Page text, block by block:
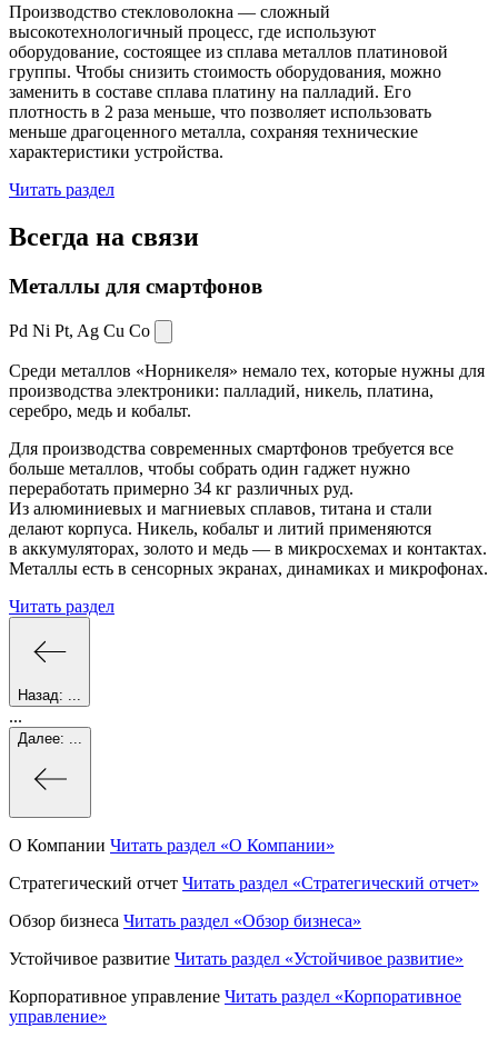
Производство стекловолокна — сложный
высокотехнологичный процесс, где используют
оборудование, состоящее из сплава металлов платиновой
группы. Чтобы снизить стоимость оборудования, можно
заменить в составе сплава платину на палладий. Его
плотность в 2 раза меньше, что позволяет использовать
меньше драгоценного металла, сохраняя технические
характеристики устройства.
Читать раздел
Всегда на связи
Металлы для смартфонов
Pd Ni Pt, Ag Cu Co
Среди металлов «Норникеля» немало тех, которые нужны для
производства электроники: палладий, никель, платина,
серебро, медь и кобальт.
Для производства современных смартфонов требуется все
больше металлов, чтобы собрать один гаджет нужно
переработать примерно 34 кг различных руд.
Из алюминиевых и магниевых сплавов, титана и стали
делают корпуса. Никель, кобальт и литий применяются
в аккумуляторах, золото и медь — в микросхемах и контактах.
Металлы есть в сенсорных экранах, динамиках и микрофонах.
Читать раздел
Назад:
...
Далее:
О Компании Читать раздел «О Компании»
Стратегический отчет Читать раздел «Стратегический отчет»
Обзор бизнеса Читать раздел «Обзор бизнеса»
Устойчивое развитие Читать раздел «Устойчивое развитие»
Корпоративное управление Читать раздел «Корпоративное
управление»